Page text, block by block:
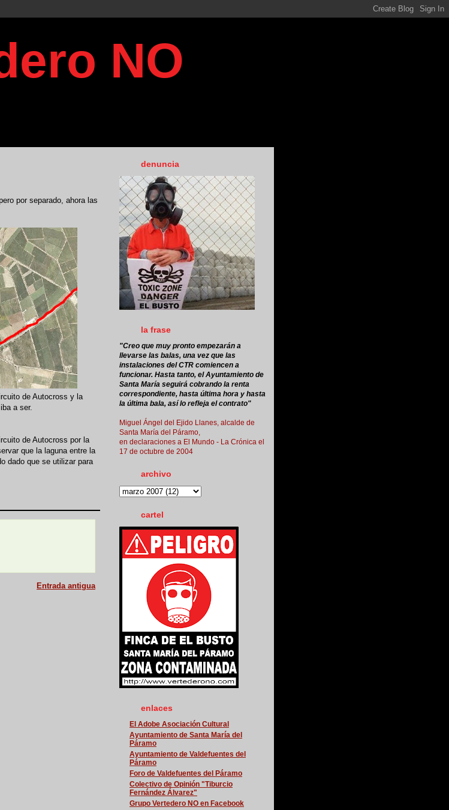
NO
por separado, ahora las
de Autocross y la
a ser.
de Autocross por la
que la laguna entre la
dado que se utilizar para
Entrada antigua
denuncia
la frase
"Creo que muy pronto empezarán a
llevarse las balas, una vez que las
instalaciones del CTR comiencen a
funcionar. Hasta tanto, el Ayuntamiento de
Santa María seguirá cobrando la renta
correspondiente, hasta última hora y hasta
la última bala, así lo refleja el contrato"
Miguel Ángel del Ejido Llanes, alcalde de
Santa María del Páramo,
en declaraciones a El Mundo - La Crónica el
17 de octubre de 2004
archivo
cartel
enlaces
El Adobe Asociación Cultural
Ayuntamiento de Santa María del
Páramo
Ayuntamiento de Valdefuentes del
Páramo
Foro de Valdefuentes del Páramo
Colectivo de Opinión "Tiburcio
Fernández Álvarez"
Grupo Vertedero NO en Facebook